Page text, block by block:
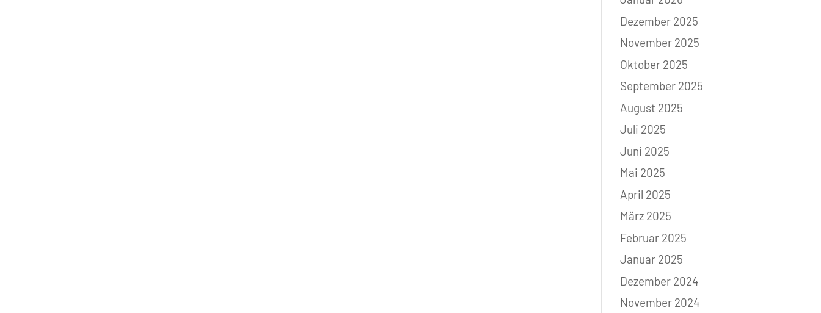
Dezember 2025
November 2025
Oktober 2025
September 2025
August 2025
Juli 2025
Juni 2025
Mai 2025
April 2025
März 2025
Februar 2025
Januar 2025
Dezember 2024
November 2024